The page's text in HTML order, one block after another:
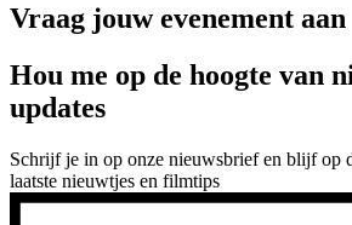
Vraag jouw evenement aan
Hou me op de hoogte van
updates
Schrijf je in op onze nieuwsbrief en blijf op
laatste nieuwtjes en filmtips